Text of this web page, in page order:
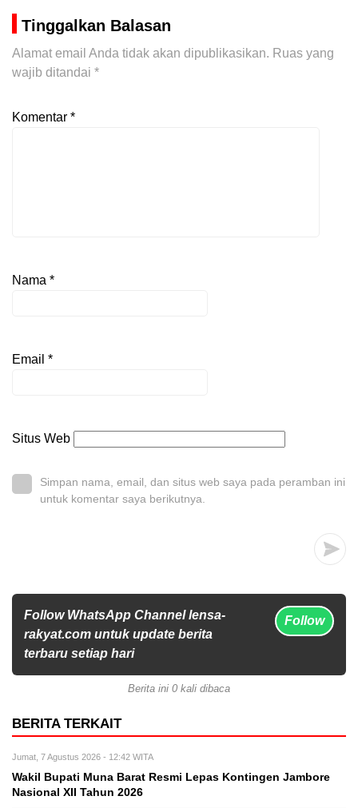
Tinggalkan Balasan
Alamat email Anda tidak akan dipublikasikan. Ruas yang
wajib ditandai *
Komentar *
Nama *
Email *
Situs Web
Simpan nama, email, dan situs web saya pada peramban ini
untuk komentar saya berikutnya.
Follow WhatsApp Channel lensa-
rakyat.com untuk update berita
terbaru setiap hari
Follow
Berita ini 0 kali dibaca
BERITA TERKAIT
Jumat, 7 Agustus 2026 - 12:42 WITA
Wakil Bupati Muna Barat Resmi Lepas Kontingen Jambore
Nasional XII Tahun 2026